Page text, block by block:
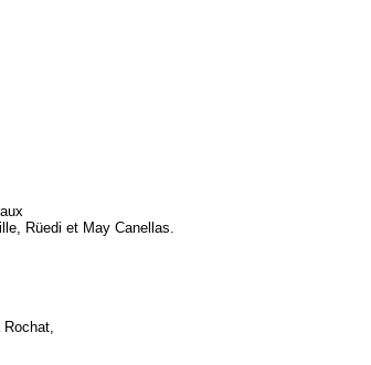
Rüedi et May Canellas.
Rochat,